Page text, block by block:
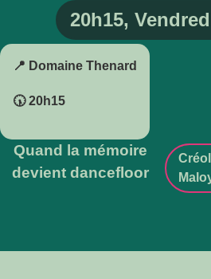
20h15,
📍 Domaine Thenard
🕠 20h15
Quand la mémoire
devient dancefloor